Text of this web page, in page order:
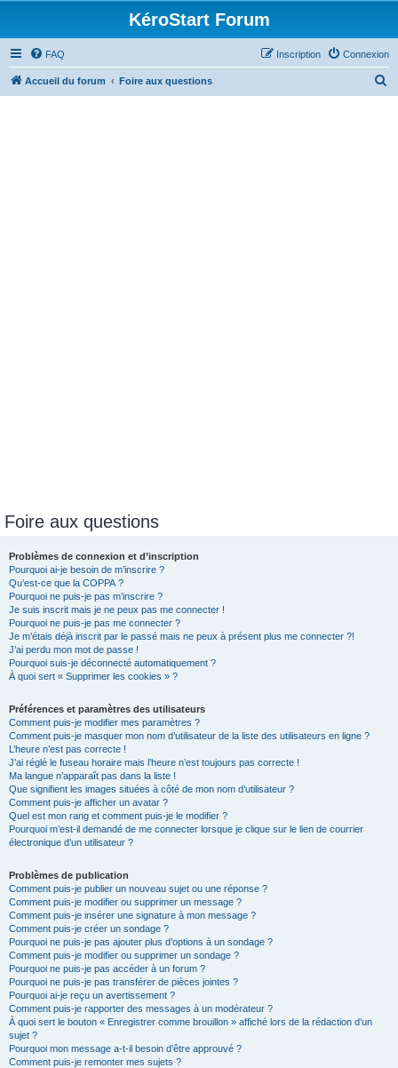
KéroStart Forum
FAQ Connexion
Inscription
Accueil du forum Foire aux questions
Foire aux questions
Problèmes de connexion et d’inscription
Pourquoi ai-je besoin de m’inscrire ?
Qu’est-ce que la COPPA ?
Pourquoi ne puis-je pas m’inscrire ?
Je suis inscrit mais je ne peux pas me connecter !
Pourquoi ne puis-je pas me connecter ?
Je m’étais déjà inscrit par le passé mais ne peux à présent plus me connecter ?!
J’ai perdu mon mot de passe !
Pourquoi suis-je déconnecté automatiquement ?
À quoi sert « Supprimer les cookies » ?
Préférences et paramètres des utilisateurs
Comment puis-je modifier mes paramètres ?
Comment puis-je masquer mon nom d’utilisateur de la liste des utilisateurs en ligne ?
L’heure n’est pas correcte !
J’ai réglé le fuseau horaire mais l’heure n’est toujours pas correcte !
Ma langue n’apparaît pas dans la liste !
Que signifient les images situées à côté de mon nom d’utilisateur ?
Comment puis-je afficher un avatar ?
Quel est mon rang et comment puis-je le modifier ?
Pourquoi m’est-il demandé de me connecter lorsque je clique sur le lien de courrier
électronique d’un utilisateur ?
Problèmes de publication
Comment puis-je publier un nouveau sujet ou une réponse ?
Comment puis-je modifier ou supprimer un message ?
Comment puis-je insérer une signature à mon message ?
Comment puis-je créer un sondage ?
Pourquoi ne puis-je pas ajouter plus d’options à un sondage ?
Comment puis-je modifier ou supprimer un sondage ?
Pourquoi ne puis-je pas accéder à un forum ?
Pourquoi ne puis-je pas transférer de pièces jointes ?
Pourquoi ai-je reçu un avertissement ?
Comment puis-je rapporter des messages à un modérateur ?
À quoi sert le bouton « Enregistrer comme brouillon » affiché lors de la rédaction d’un
sujet ?
Pourquoi mon message a-t-il besoin d’être approuvé ?
Comment puis-je remonter mes sujets ?